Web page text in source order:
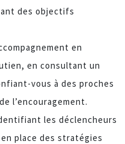
des objectifs
en
en consultant un
vous à des proches
l’encouragement.
les déclencheurs
place des stratégies